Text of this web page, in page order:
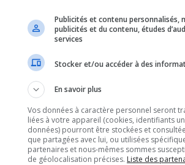
Publicités et contenu personnalisés,
publicités et du contenu, études
services
Stocker et/ou accéder à des
En savoir plus
Vos données à caractère personnel seront
liées à votre appareil (cookies, identifiants
données) pourront être stockées et
que partagées avec lui, ou utilisées
partenaires et nous-mêmes sommes
de géolocalisation précises. Liste des